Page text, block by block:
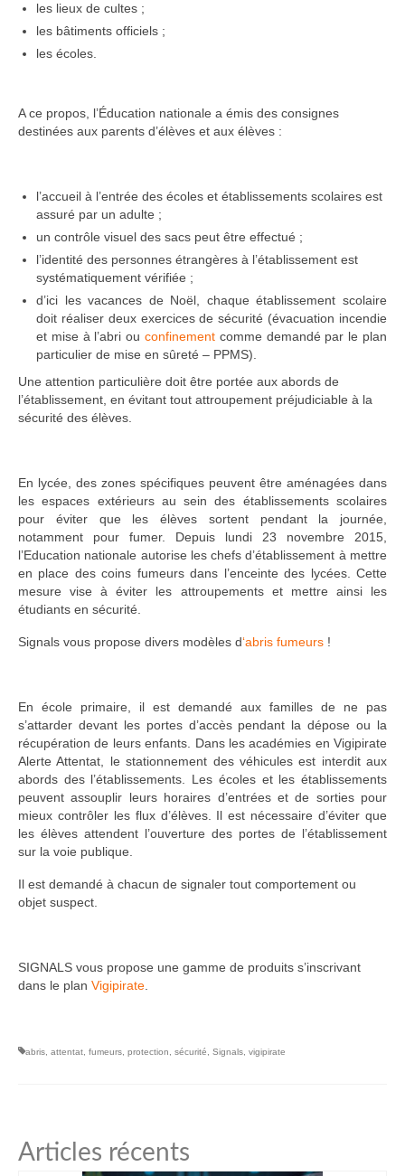
les lieux de cultes ;
les bâtiments officiels ;
les écoles.
A ce propos, l’Éducation nationale a émis des consignes
destinées aux parents d’élèves et aux élèves :
l’accueil à l’entrée des écoles et établissements scolaires est
assuré par un adulte ;
un contrôle visuel des sacs peut être effectué ;
l’identité des personnes étrangères à l’établissement est
systématiquement vérifiée ;
d’ici les vacances de Noël, chaque établissement scolaire
doit réaliser deux exercices de sécurité (évacuation incendie
et mise à l’abri ou confinement comme demandé par le plan
particulier de mise en sûreté – PPMS).
Une attention particulière doit être portée aux abords de
l’établissement, en évitant tout attroupement préjudiciable à la
sécurité des élèves.
En lycée, des zones spécifiques peuvent être aménagées dans
les espaces extérieurs au sein des établissements scolaires
pour éviter que les élèves sortent pendant la journée,
notamment pour fumer. Depuis lundi 23 novembre 2015,
l’Education nationale autorise les chefs d’établissement à mettre
en place des coins fumeurs dans l’enceinte des lycées. Cette
mesure vise à éviter les attroupements et mettre ainsi les
étudiants en sécurité.
Signals vous propose divers modèles d‘abris fumeurs !
En école primaire, il est demandé aux familles de ne pas
s’attarder devant les portes d’accès pendant la dépose ou la
récupération de leurs enfants. Dans les académies en Vigipirate
Alerte Attentat, le stationnement des véhicules est interdit aux
abords des l’établissements. Les écoles et les établissements
peuvent assouplir leurs horaires d’entrées et de sorties pour
mieux contrôler les flux d’élèves. Il est nécessaire d’éviter que
les élèves attendent l’ouverture des portes de l’établissement
sur la voie publique.
Il est demandé à chacun de signaler tout comportement ou
objet suspect.
SIGNALS vous propose une gamme de produits s’inscrivant
dans le plan Vigipirate
abris attentat fumeurs protection sécurité Signals vigipirate
Articles récents